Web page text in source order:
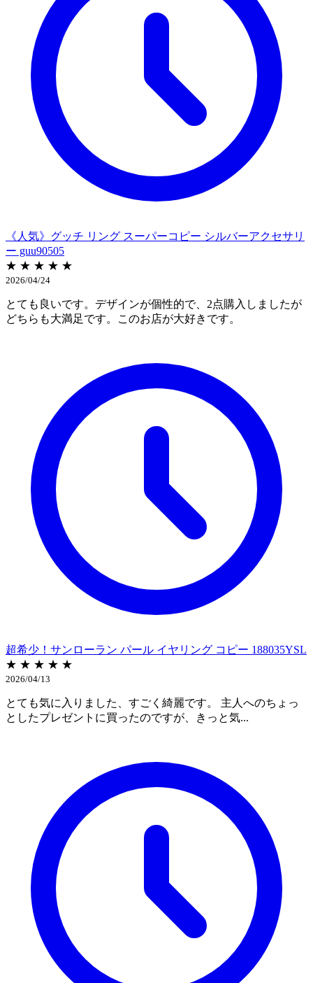
《人気》グッチ リング スーパーコピー シルバーアクセサリ
ー guu90505
★ ★ ★ ★ ★
2026/04/24
とても良いです。デザインが個性的で、2点購入しましたが
どちらも大満足です。このお店が大好きです。
超希少！サンローラン パール イヤリング コピー 188035YSL
★ ★ ★ ★ ★
2026/04/13
とても気に入りました、すごく綺麗です。 主人へのちょっ
としたプレゼントに買ったのですが、きっと気...